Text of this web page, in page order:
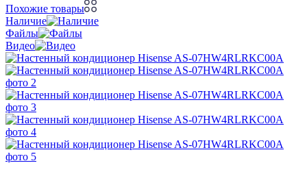
Похожие товары
Наличие
Файлы
Видео